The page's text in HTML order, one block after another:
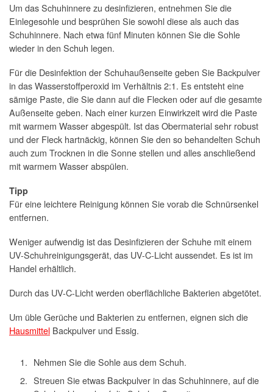
Um dasSchuhinnerezu desinfizieren, entnehmen Sie die
Einlegesohle und besprühen Sie sowohl diese als auch das
Schuhinnere. Nach etwa fünf Minuten können Sie die Sohle
wieder in den Schuh legen.
Für die Desinfektion derSchuhaußenseitegeben Sie Backpulver
in das Wasserstoffperoxid im Verhältnis 2:1. Es entsteht eine
sämige Paste, die Sie dann auf die Flecken oder auf die gesamte
Außenseite geben. Nach einer kurzen Einwirkzeit wird die Paste
mit warmem Wasser abgespült. Ist das Obermaterial sehr robust
und der Fleck hartnäckig, können Sie den so behandelten Schuh
auch zum Trocknen in die Sonne stellen und alles anschließend
mit warmem Wasser abspülen.
Tipp
Für eine leichtere Reinigung können Sie vorab die Schnürsenkel
entfernen.
Weniger aufwendig ist das Desinfizieren der Schuhe mit einem
UV-Schuhreinigungsgerät, das UV-C-Licht aussendet. Es ist im
Handel erhältlich.
Durch das UV-C-Licht werden oberflächliche Bakterien abgetötet.
Um üble Gerüche und Bakterien zu entfernen, eignen sich die
Hausmittel Backpulver und Essig.
Nehmen Sie die Sohle aus dem Schuh.
Streuen Sie etwas Backpulver in das Schuhinnere, auf die